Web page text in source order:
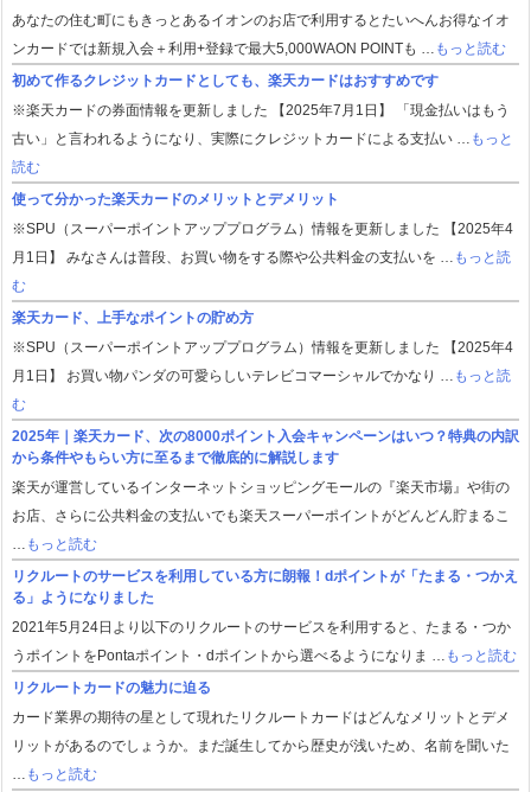
あなたの住む町にもきっとあるイオンのお店で利用するとたいへんお得なイオ
ンカードでは新規入会＋利用+登録で最大5,000WAON POINTも … もっと読む
初めて作るクレジットカードとしても、楽天カードはおすすめです
※楽天カードの券面情報を更新しました 【2025年7月1日】 「現金払いはもう
古い」と言われるようになり、実際にクレジットカードによる支払い … もっと
読む
使って分かった楽天カードのメリットとデメリット
※SPU（スーパーポイントアッププログラム）情報を更新しました 【2025年4
月1日】 みなさんは普段、お買い物をする際や公共料金の支払いを … もっと読
む
楽天カード、上手なポイントの貯め方
※SPU（スーパーポイントアッププログラム）情報を更新しました 【2025年4
月1日】 お買い物パンダの可愛らしいテレビコマーシャルでかなり … もっと読
む
2025年｜楽天カード、次の8000ポイント入会キャンペーンはいつ？特典の内訳
から条件やもらい方に至るまで徹底的に解説します
楽天が運営しているインターネットショッピングモールの『楽天市場』や街の
お店、さらに公共料金の支払いでも楽天スーパーポイントがどんどん貯まるこ
… もっと読む
リクルートのサービスを利用している方に朗報！dポイントが「たまる・つかえ
る」ようになりました
2021年5月24日より以下のリクルートのサービスを利用すると、たまる・つか
うポイントをPontaポイント・dポイントから選べるようになりま … もっと読む
リクルートカードの魅力に迫る
カード業界の期待の星として現れたリクルートカードはどんなメリットとデメ
リットがあるのでしょうか。まだ誕生してから歴史が浅いため、名前を聞いた
… もっと読む